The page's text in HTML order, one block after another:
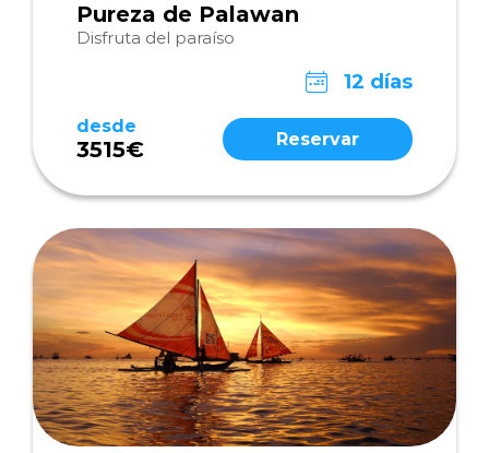
Pureza de Palawan
Disfruta del paraíso
12 días
desde
3515€ Reservar